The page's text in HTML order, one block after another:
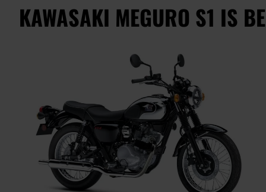
KAWASAKI MEGURO S1 IS